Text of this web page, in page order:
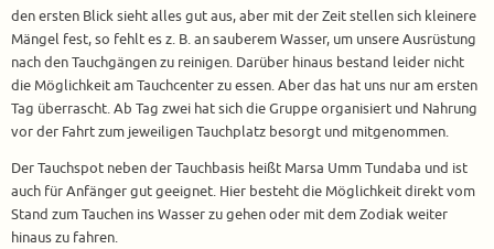
den ersten Blick sieht alles gut aus, aber mit der Zeit stellen sich kleinere
Mängel fest, so fehlt es z. B. an sauberem Wasser, um unsere Ausrüstung
nach den Tauchgängen zu reinigen. Darüber hinaus bestand leider nicht
die Möglichkeit am Tauchcenter zu essen. Aber das hat uns nur am ersten
Tag überrascht. Ab Tag zwei hat sich die Gruppe organisiert und Nahrung
vor der Fahrt zum jeweiligen Tauchplatz besorgt und mitgenommen.
Der Tauchspot neben der Tauchbasis heißt Marsa Umm Tundaba und ist
auch für Anfänger gut geeignet. Hier besteht die Möglichkeit direkt vom
Stand zum Tauchen ins Wasser zu gehen oder mit dem Zodiak weiter
hinaus zu fahren.